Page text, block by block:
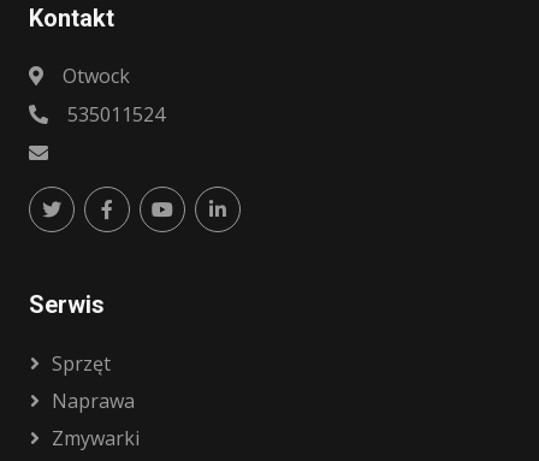
Kontakt
Otwock
535011524
Serwis
Sprzęt
Naprawa
Zmywarki